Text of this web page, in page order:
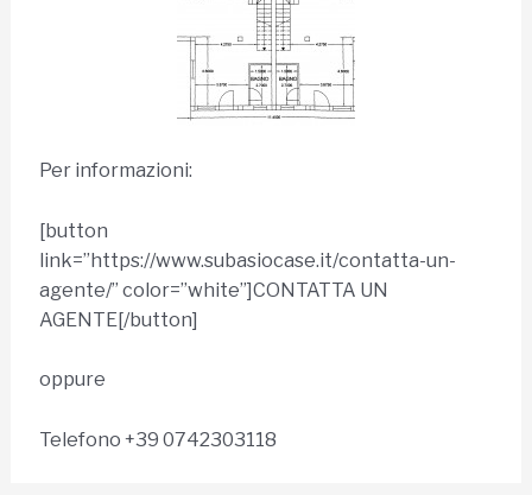
Per informazioni:
[button
link=”https://www.subasiocase.it/contatta-un-
agente/” color=”white”]CONTATTA UN
AGENTE[/button]
oppure
Telefono +39 0742303118